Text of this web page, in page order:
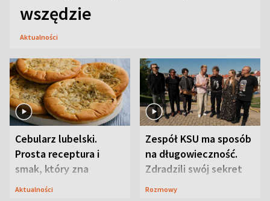
wszędzie
Aktualności
Cebularz lubelski.
Prosta receptura i
smak, który zna
Lubelszczyzna
Aktualności
Zespół KSU ma sposób
na długowieczność.
Zdradzili swój sekret
Rozmowy